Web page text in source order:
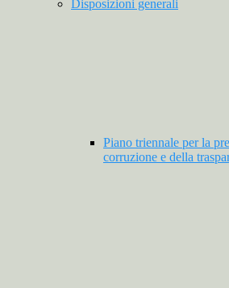
Disposizioni generali
Piano triennale per la
corruzione e della